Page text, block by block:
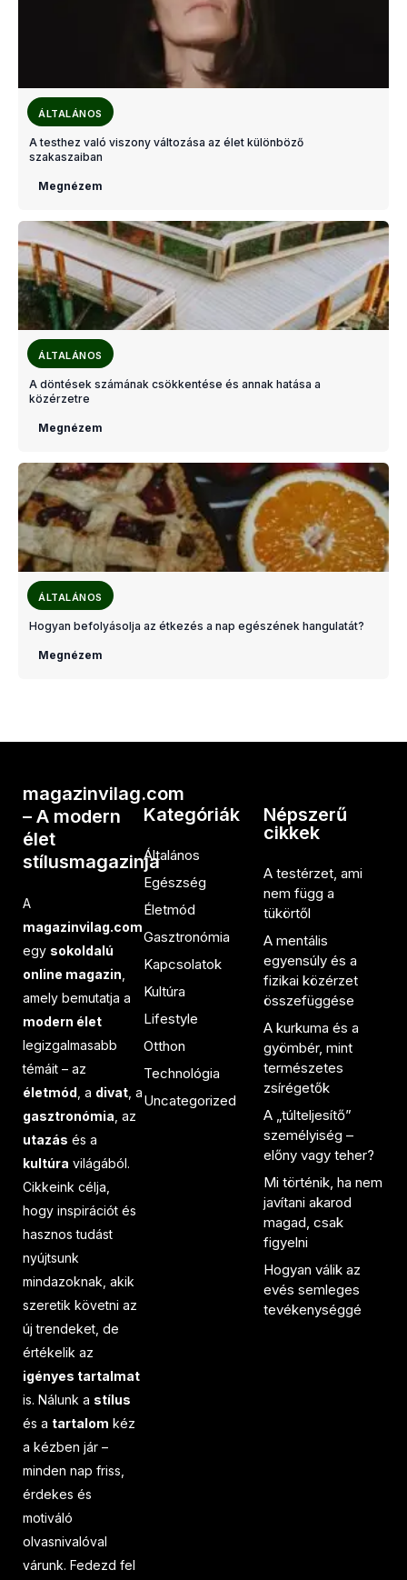
ÁLTALÁNOS
A testhez való viszony változása az élet különböző
szakaszaiban
Megnézem
ÁLTALÁNOS
A döntések számának csökkentése és annak hatása a
közérzetre
Megnézem
ÁLTALÁNOS
Hogyan befolyásolja az étkezés a nap egészének hangulatát?
Megnézem
magazinvilag.com
– A modern
élet
stílusmagazinja
A
magazinvilag.com
egy sokoldalú
online magazin
amely bemutatja a
modern élet
legizgalmasabb
témáit – az
életmód , a divat , a
gasztronómia , az
utazás és a
kultúra világából.
Cikkeink célja,
hogy inspirációt és
hasznos tudást
nyújtsunk
mindazoknak, akik
szeretik követni az
új trendeket, de
értékelik az
igényes tartalmat
is. Nálunk a stílus
és a tartalom kéz
a kézben jár –
minden nap friss,
érdekes és
motiváló
olvasnivalóval
várunk. Fedezd fel
Kategóriák
Általános
Egészség
Életmód
Gasztronómia
Kapcsolatok
Kultúra
Lifestyle
Otthon
Technológia
Uncategorized
Népszerű
cikkek
A testérzet, ami
nem függ a
tükörtől
A mentális
egyensúly és a
fizikai közérzet
összefüggése
A kurkuma és a
gyömbér, mint
természetes
zsírégetők
A „túlteljesítő”
személyiség –
előny vagy teher?
Mi történik, ha nem
javítani akarod
magad, csak
figyelni
Hogyan válik az
evés semleges
tevékenységgé